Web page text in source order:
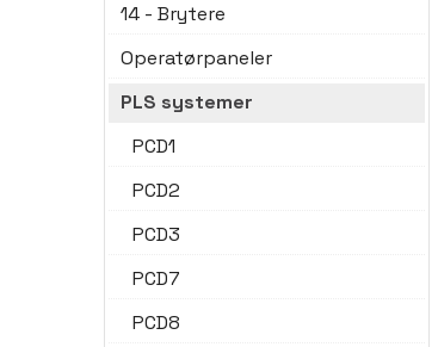
14 - Brytere
Operatørpaneler
PLS systemer
PCD1
PCD2
PCD3
PCD7
PCD8